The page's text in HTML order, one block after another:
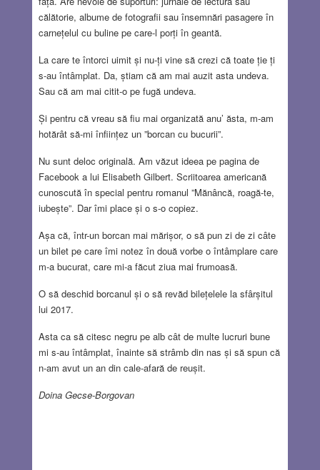
călătorie, albume de fotografii sau însemnări pasagere în
carnețelul cu buline pe care-l porți în geantă.
La care te întorci uimit și nu-ți vine să crezi că toate ție ți
s-au întâmplat. Da, știam că am mai auzit asta undeva.
Sau că am mai citit-o pe fugă undeva.
Și pentru că vreau să fiu mai organizată anu’ ăsta, m-am
hotărât să-mi înființez un ”borcan cu bucurii”.
Nu sunt deloc originală. Am văzut ideea pe pagina de
Facebook a lui Elisabeth Gilbert. Scriitoarea americană
cunoscută în special pentru romanul ”Mănâncă, roagă-te,
iubește”. Dar îmi place și o s-o copiez.
Așa că, într-un borcan mai mărișor, o să pun zi de zi câte
un bilet pe care îmi notez în două vorbe o întâmplare care
m-a bucurat, care mi-a făcut ziua mai frumoasă.
O să deschid borcanul și o să revăd bilețelele la sfârșitul
lui 2017.
Asta ca să citesc negru pe alb cât de multe lucruri bune
mi s-au întâmplat, înainte să strâmb din nas și să spun că
n-am avut un an din cale-afară de reușit.
Doina Gecse-Borgovan